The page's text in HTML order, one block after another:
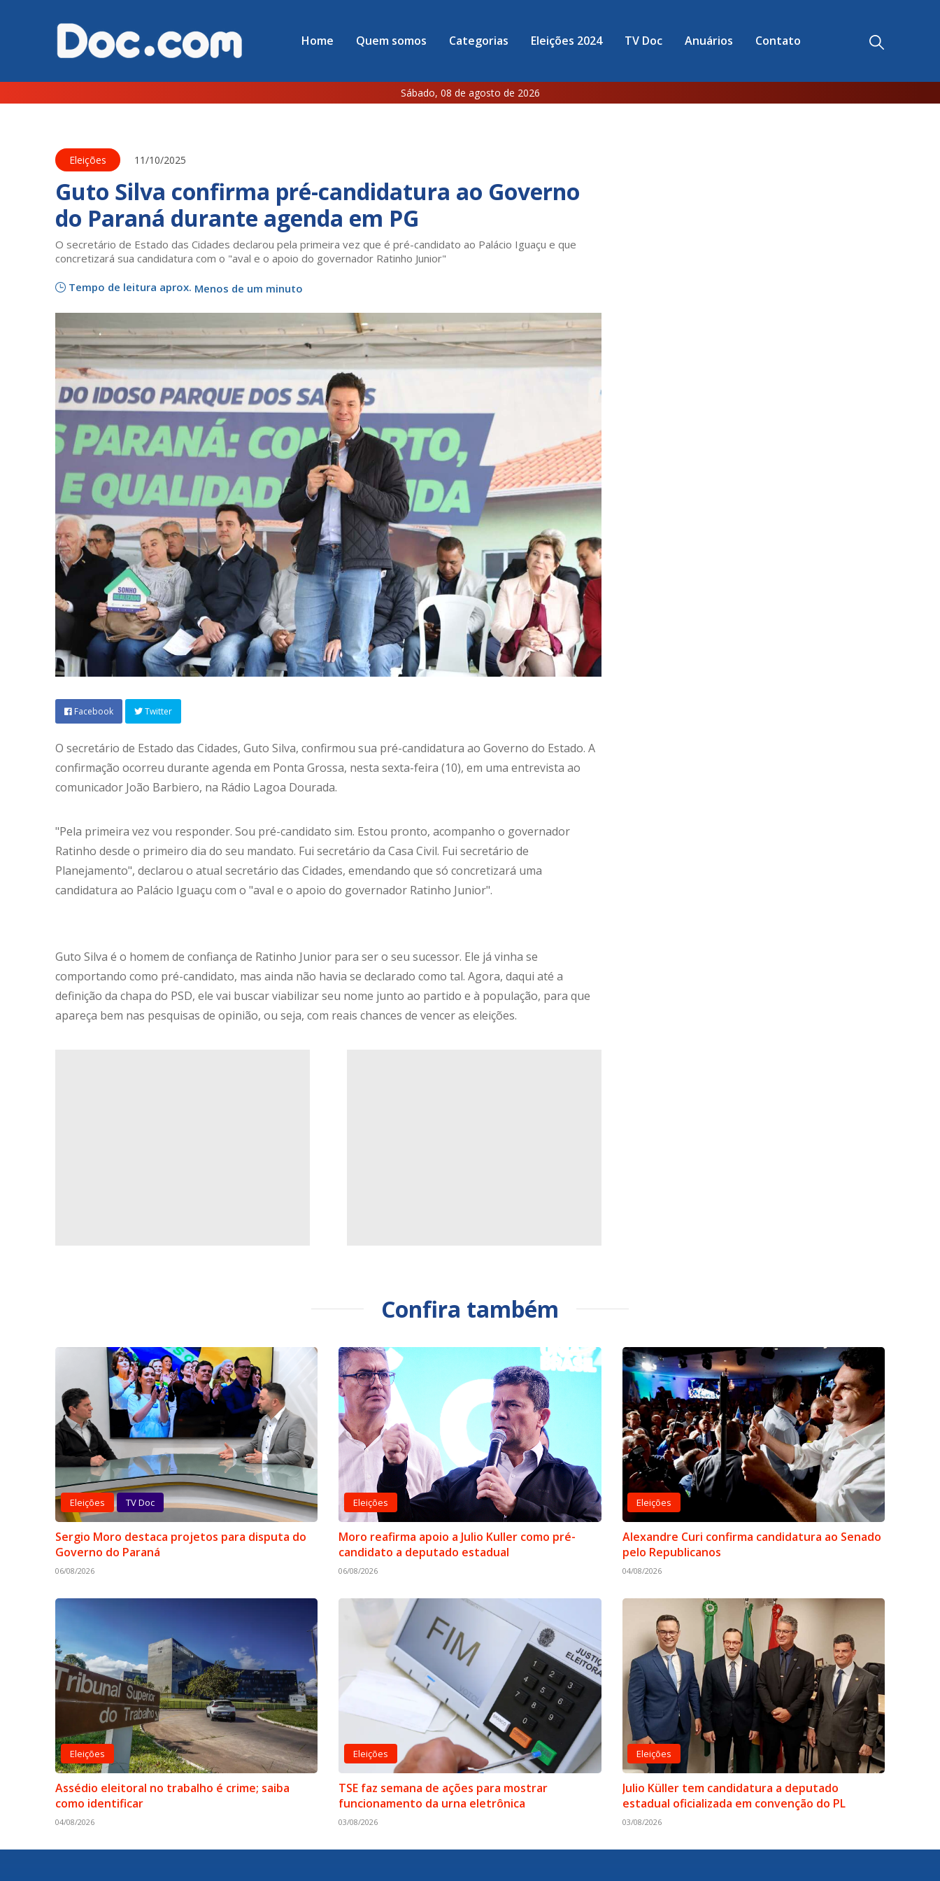
Home Quem somos Categorias Eleições 2024 TV Doc Anuários Contato
Sábado, 08 de agosto de 2026
Eleições 11/10/2025
Guto Silva confirma pré-candidatura ao Governo
do Paraná durante agenda em PG
O secretário de Estado das Cidades declarou pela primeira vez que é pré-candidato ao Palácio Iguaçu e que
concretizará sua candidatura com o "aval e o apoio do governador Ratinho Junior"
Tempo de leitura aprox. Menos de um minuto
Facebook Twitter
O secretário de Estado das Cidades, Guto Silva, confirmou sua pré-candidatura ao Governo do Estado. A
confirmação ocorreu durante agenda em Ponta Grossa, nesta sexta-feira (10), em uma entrevista ao
comunicador João Barbiero, na Rádio Lagoa Dourada.
"Pela primeira vez vou responder. Sou pré-candidato sim. Estou pronto, acompanho o governador
Ratinho desde o primeiro dia do seu mandato. Fui secretário da Casa Civil. Fui secretário de
Planejamento", declarou o atual secretário das Cidades, emendando que só concretizará uma
candidatura ao Palácio Iguaçu com o "aval e o apoio do governador Ratinho Junior".
Guto Silva é o homem de confiança de Ratinho Junior para ser o seu sucessor. Ele já vinha se
comportando como pré-candidato, mas ainda não havia se declarado como tal. Agora, daqui até a
definição da chapa do PSD, ele vai buscar viabilizar seu nome junto ao partido e à população, para que
apareça bem nas pesquisas de opinião, ou seja, com reais chances de vencer as eleições.
Confira também
Eleições TV Doc
Sergio Moro destaca projetos para disputa do
Governo do Paraná
06/08/2026
Eleições
Moro reafirma apoio a Julio Kuller como pré-
candidato a deputado estadual
06/08/2026
Eleições
Alexandre Curi confirma candidatura ao Senado
pelo Republicanos
04/08/2026
Eleições
Assédio eleitoral no trabalho é crime; saiba
como identificar
04/08/2026
Eleições
TSE faz semana de ações para mostrar
funcionamento da urna eletrônica
03/08/2026
Eleições
Julio Küller tem candidatura a deputado
estadual oficializada em convenção do PL
03/08/2026